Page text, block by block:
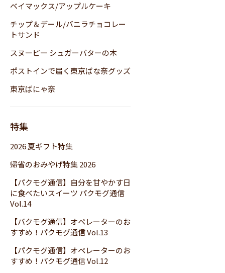
ベイマックス/アップルケーキ
チップ＆デール/バニラチョコレー
トサンド
スヌーピー シュガーバターの木
ポストインで届く東京ばな奈グッズ
東京ばにゃ奈
特集
2026 夏ギフト特集
帰省のおみやげ特集 2026
【パクモグ通信】自分を甘やかす日
に食べたいスイーツ パクモグ通信
Vol.14
【パクモグ通信】オペレーターのお
すすめ！パクモグ通信 Vol.13
【パクモグ通信】オペレーターのお
すすめ！パクモグ通信 Vol.12